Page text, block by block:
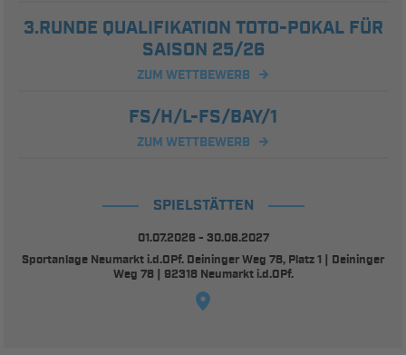
3.RUNDE QUALIFIKATION TOTO-POKAL FÜR
SAISON 25/26
ZUM WETTBEWERB
FS/H/L-FS/BAY/1
ZUM WETTBEWERB
SPIELSTÄTTEN
01.07.2026 - 30.06.2027
Sportanlage Neumarkt i.d.OPf. Deininger Weg 78, Platz 1 | Deininger
Weg 78 | 92318 Neumarkt i.d.OPf.